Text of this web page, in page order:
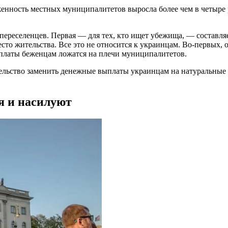
местных муниципалитетов выросла более чем в
Первая — для тех, кто ищет убежища, —
жительства. Все это не относится к украинцам. Во-первых,
беженцам ложатся на плечи муниципалитетов.
заменить денежные выплаты украинцам на
и насилуют